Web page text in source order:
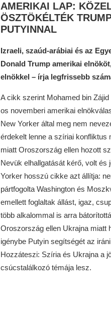
AMERIKAI LAP:
ÖSZTÖKÉLTÉK
PUTYINNAL
Izraeli, szaúd-arábiai és az
Donald Trump amerikai
elnökkel – írja legfrissebb
A cikk szerint Mohamed bin
os novemberi amerikai
New Yorker által meg nem
érdekelt lenne a szíriai konfliktus
miatt Oroszország ellen hozott
Nevük elhallgatását kérő, volt
Yorker hosszú cikke azt állítja:
pártfogolta Washington és
emellett foglaltak állást, igaz,
több alkalommal is arra
Oroszország ellen Ukrajna miatt
igénybe Putyin segítségét az
Hozzáteszi: Szíria és Ukrajna a
csúcstalálkozó témája lesz.